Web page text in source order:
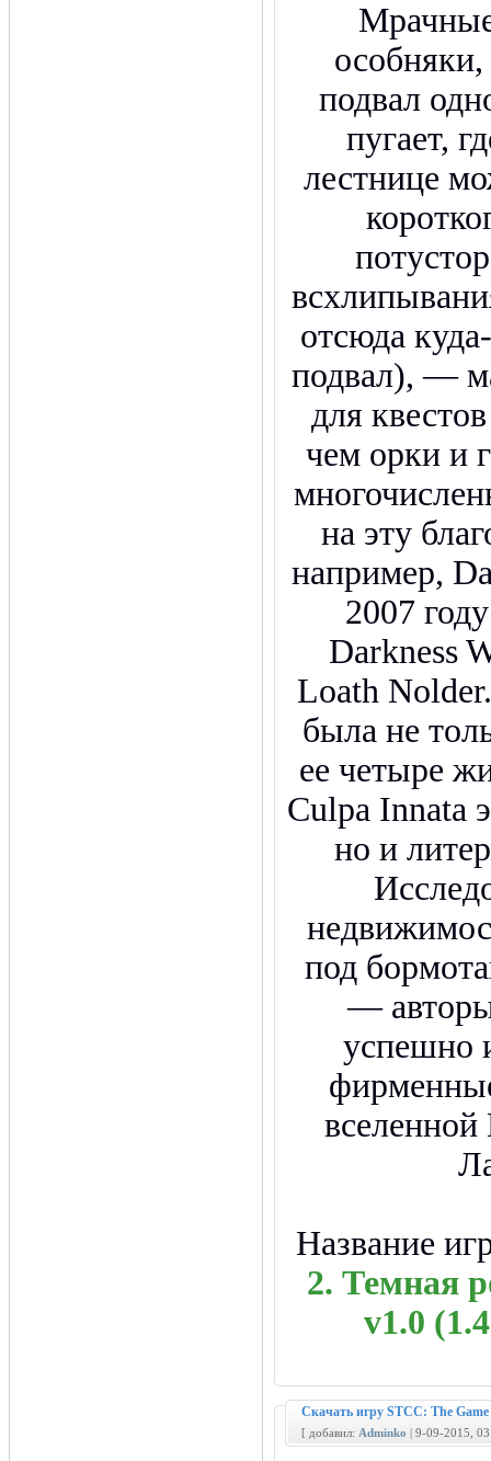
особняки,
подвал
пугает,
лестнице
отсюда
подвал), —
для
чем орки и
на эту
например,
2007
Darkness
Loath
была не
ее четыре
Culpa Innata
но и
под
—
успешно
Название
2. Темная
v1.0
Скачать игру STCC: The
[ добавил: Adminko | 9-09-2015,